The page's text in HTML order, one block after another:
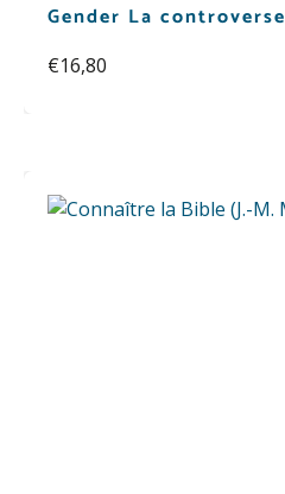
Gender La controverse
€16,80